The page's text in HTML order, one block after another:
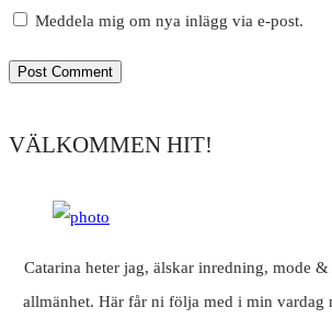
Meddela mig om nya inlägg via e-post.
VÄLKOMMEN HIT!
Catarina heter jag, älskar inredning, mode
allmänhet. Här får ni följa med i min